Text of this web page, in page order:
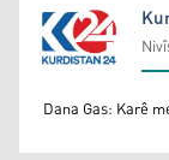
Kurdistan24
Dana Gas: Karê